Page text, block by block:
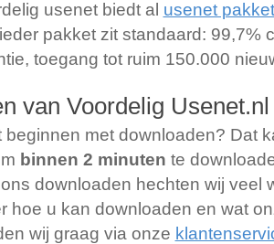
usenet biedt al usenet
pakket zit standaard: 99,7%
toegang tot ruim 150.000
van Voordelig Usenet.nl
beginnen met downloaden? Dat
binnen 2 minuten te
downloaden hechten wij veel
hoe u kan downloaden en wat
wij graag via onze